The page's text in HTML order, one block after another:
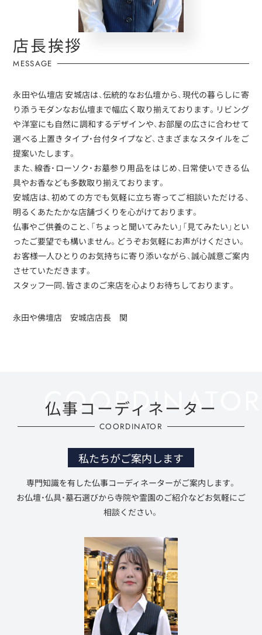
店長挨拶
MESSAGE
永田や仏壇店 安城店は、伝統的なお仏壇から、現代の暮らしに寄
り添うモダンなお仏壇まで幅広く取り揃えております。リビング
や洋室にも自然に調和するデザインや、お部屋の広さに合わせて
選べる上置きタイプ・台付タイプなど、さまざまなスタイルをご
提案いたします。
また、線香・ローソク・お墓参り用品をはじめ、日常使いできる仏
具やお香なども多数取り揃えております。
安城店は、初めての方でも気軽に立ち寄ってご相談いただける、
明るくあたたかな店舗づくりを心がけております。
仏事やご供養のこと、「ちょっと聞いてみたい」「見てみたい」とい
ったご要望でも構いません。どうぞお気軽にお声がけください。
お客様一人ひとりのお気持ちに寄り添いながら、誠心誠意ご案内
させていただきます。
スタッフ一同、皆さまのご来店を心よりお待ちしております。
永田や佛壇店 安城店店長 関
仏事コーディネーター
COORDINATOR
私たちがご案内します
専門知識を有した仏事コーディネーターがご案内します。
お仏壇・仏具・墓石選びから寺院や霊園のご紹介などお気軽にご
相談ください。